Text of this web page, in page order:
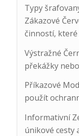
Typy
Zákazové
činností,
Výstražné
překážky
Příkazové
použít
Informativní
únikové cesty